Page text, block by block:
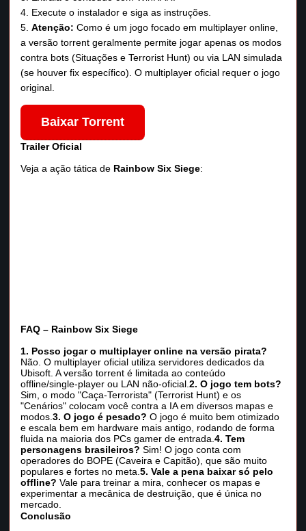
Execute o instalador e siga as instruções.
Atenção: Como é um jogo focado em multiplayer online,
a versão torrent geralmente permite jogar apenas os modos
contra bots (Situações e Terrorist Hunt) ou via LAN simulada
(se houver fix específico). O multiplayer oficial requer o jogo
original.
Baixar Torrent
Trailer Oficial
Veja a ação tática de Rainbow Six Siege:
FAQ – Rainbow Six Siege
1. Posso jogar o multiplayer online na versão pirata?
Não. O multiplayer oficial utiliza servidores dedicados da
Ubisoft. A versão torrent é limitada ao conteúdo
offline/single-player ou LAN não-oficial.2. O jogo tem bots?
Sim, o modo "Caça-Terrorista" (Terrorist Hunt) e os
"Cenários" colocam você contra a IA em diversos mapas e
modos.3. O jogo é pesado? O jogo é muito bem otimizado
e escala bem em hardware mais antigo, rodando de forma
fluida na maioria dos PCs gamer de entrada.4. Tem
personagens brasileiros? Sim! O jogo conta com
operadores do BOPE (Caveira e Capitão), que são muito
populares e fortes no meta.5. Vale a pena baixar só pelo
offline? Vale para treinar a mira, conhecer os mapas e
experimentar a mecânica de destruição, que é única no
mercado.
Conclusão